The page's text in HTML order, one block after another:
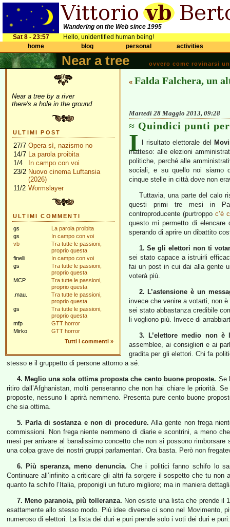
Wandering on the Web since 1995
Sat 8 - 23:57
Hello, unidentified human being!
home
blog personal activities
Near a tree ovvero come rovinarsi
Near a tree by a river
there's a hole in the ground
ULTIMI POST
27/7 Opera sì, nazismo no
14/7 La parola proibita
1/4
In campo con voi
23/2 Nuovo cinema Luftansia
(2026)
11/2 Wormslayer
ULTIMI COMMENTI
gs
La parola proibita
gs
In campo con voi
vb
Tra tutte le passioni,
proprio questa
finelli
In campo con voi
gs
Tra tutte le passioni,
proprio questa
MCP
Tra tutte le passioni,
proprio questa
.mau.
Tra tutte le passioni,
proprio questa
gs
Tra tutte le passioni,
proprio questa
mfp
GTT horror
Mirko
GTT horror
Tutti i commenti »
« Falda Falchera, un
Martedì 28 Maggio 2013, 09:28
Quindici punti
I l risultato elettorale del
inatteso: alle elezioni
politiche, perché alle
sociali, e su quello noi siamo
cinque stelle in città dove non
Tuttavia, una parte del calo
questi primi tre mesi in
controproducente (purtroppoc’è
questo mi permetto di elencare
sperando di aprire un dibattito
1. Se gli elettori non ti
sei stato capace a istruirli
fai un post in cui dai alla gente
voterà più.
2. L’astensione è un
invece che venire a votarti, non
sei stato abbastanza credibile
li vogliono più. Invece di
3. L’elettore medio non è
assemblee, ai consiglieri e ai
gradita per gli elettori. Chi fa
stesso e il gruppetto di persone attorno a sé.
4. Meglio una sola ottima proposta che cento buone proposte. Se
ritiro dall’Afghanistan, molti penseranno che non hai chiare le priorità.
proposte, nessuno li aprirà nemmeno. Presenta pure cento buone
che sia ottima.
5. Parla di sostanza e non di procedure. Alla gente non frega
commissioni. Non frega niente nemmeno di diarie e scontrini, a meno
mesi per arrivare al banalissimo concetto che non si possono
una colpa grave dei nostri gruppi parlamentari. Ora basta. Però non
6. Più speranza, meno denuncia. Che i politici fanno schifo lo
Continuare all’infinito a criticare gli altri fa sorgere il sospetto che tu non
quanto fa schifo l’Italia, proponigli un futuro migliore; ma in maniera
7. Meno paranoia, più tolleranza. Non esiste una lista che prende il
esattamente allo stesso modo. Più idee diverse ci sono nel Movimento,
numeroso di elettori. La lista dei duri e puri prende solo i voti dei duri e